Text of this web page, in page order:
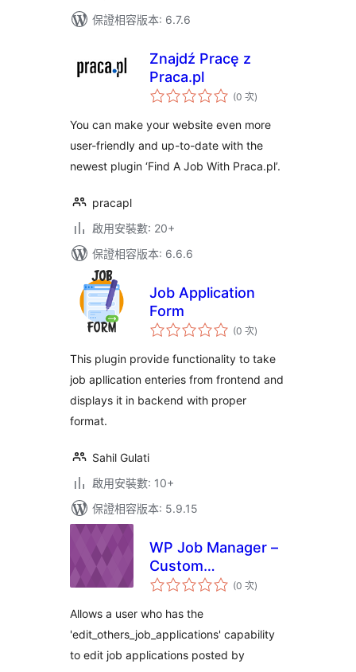
保證相容版本: 6.7.6
Znajdź Pracę z
Praca.pl
(0 次評
分
數
)
You can make your website even more
user-friendly and up-to-date with the
newest plugin ‘Find A Job With Praca.pl’.
pracapl
啟用安裝數: 20+
保證相容版本: 6.6.6
Job Application
Form
(0 次評
分
數
)
This plugin provide functionality to take
job apllication enteries from frontend and
displays it in backend with proper
format.
Sahil Gulati
啟用安裝數: 10+
保證相容版本: 5.9.15
WP Job Manager –
Custom
Management Role
(0 次評
分)
Allows a user who has the
'edit_others_job_applications' capability
to edit job applications posted by